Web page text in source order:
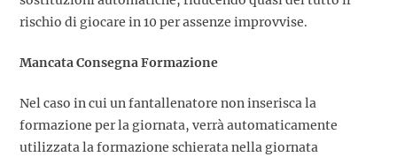
rischio di giocare in 10 per assenze improvvise.
Mancata Consegna Formazione
Nel caso in cui un fantallenatore non inserisca la
formazione per la giornata, verrà automaticamente
utilizzata la formazione schierata nella giornata